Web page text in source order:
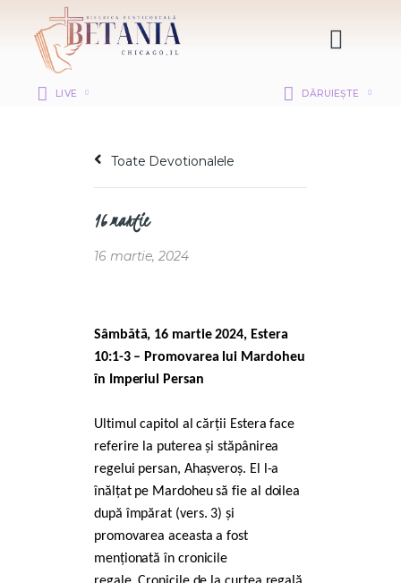
LIVE DĂRUIEȘTE
DESPRE NOI
CITIREA BIBLIEI
MISIUNEA BETANIA
LOGIN MEMBER
PORTAL
Toate Devotionalele
16 martie
16 martie, 2024
Sâmbătă, 16 martie 2024, Estera
10:1-3 – Promovarea lui Mardoheu
în Imperiul Persan
Ultimul capitol al cărții Estera face
referire la puterea și stăpânirea
regelui persan, Ahașveroș. El l-a
înălțat pe Mardoheu să fie al doilea
după împărat (vers. 3) și
promovarea aceasta a fost
menționată în cronicile